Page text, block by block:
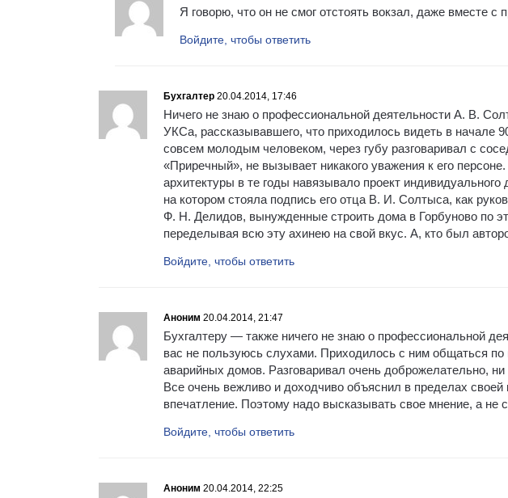
Я говорю, что он не смог отстоять вокзал, даже вместе с
Войдите, чтобы ответить
Бухгалтер 20.04.2014, 17:46
Ничего не знаю о профессиональной деятельности А. В.
УКСа, рассказывавшего, что приходилось видеть в начале
совсем молодым человеком, через губу разговаривал с
«Приречный», не вызывает никакого уважения к его
архитектуры в те годы навязывало проект
на котором стояла подпись его отца В. И. Солтыса, как
Ф. Н. Делидов, вынужденные строить дома в Горбуново по
переделывая всю эту ахинею на свой вкус. А, кто был
Войдите, чтобы ответить
Аноним 20.04.2014, 21:47
Бухгалтеру — также ничего не знаю о профессиональной
вас не пользуюсь слухами. Приходилось с ним общаться
аварийных домов. Разговаривал очень доброжелательно,
Все очень вежливо и доходчиво объяснил в пределах
впечатление. Поэтому надо высказывать свое мнение, а не
Войдите, чтобы ответить
Аноним 20.04.2014, 22:25